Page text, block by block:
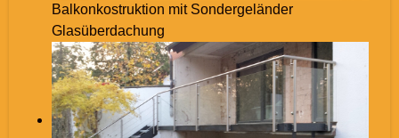
Balkonkostruktion mit Sondergeländer
Glasüberdachung